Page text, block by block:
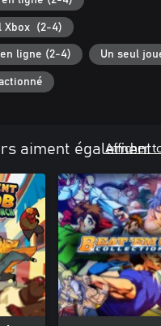
Xbox (2-4)
ligne (2-4) Un seul
aiment également
Afficher